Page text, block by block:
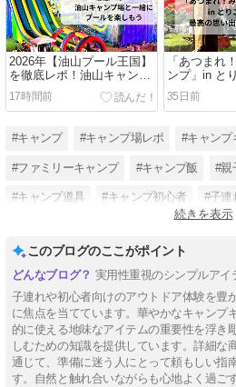
2026年【油山プール王国】
を徹底レポ！油山キャンプ
場と一緒にプールを楽しも
う
17時間前
「あつまれ
ンプ」in と
高の思い出
35日前
#キャンプ #キャンプ場レポ #キャンプ
#ファミリーキャンプ #キャンプ飯 #親
#キャンプ道具 #キャンプ初心者 #子連
続きを表示
このブログのここがポイント
実用性重視のシンプルアイ
子連れや初心者向けのアウトドア体験を豊
に焦点を当てています。華やかなキャンプ
的に使える地味なアイテムの重要性を浮き
しむための知識を提供しています。詳細な
通じて、準備に迷う人にとって頼もしい指
す。自然と触れ合いながらも心地よく過ご